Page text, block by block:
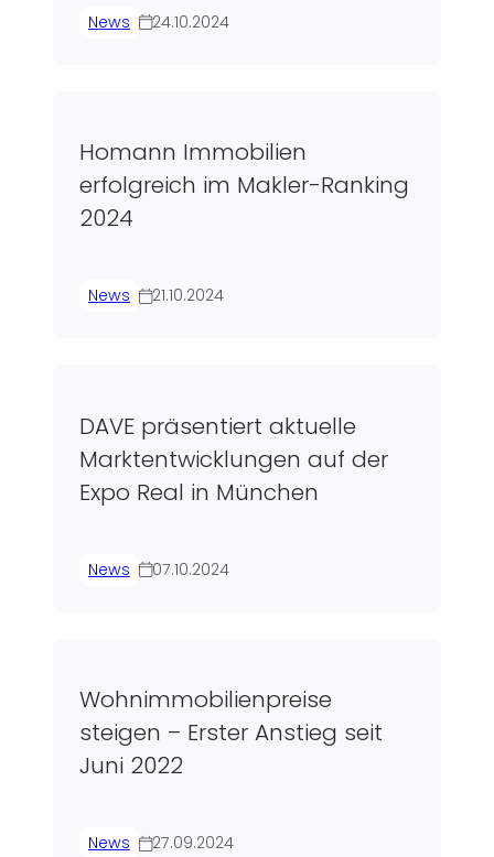
News 24.10.2024
Homann Immobilien
erfolgreich im Makler-Ranking
2024
News 21.10.2024
DAVE präsentiert aktuelle
Marktentwicklungen auf der
Expo Real in München
News 07.10.2024
Wohnimmobilienpreise
steigen – Erster Anstieg seit
Juni 2022
News 27.09.2024